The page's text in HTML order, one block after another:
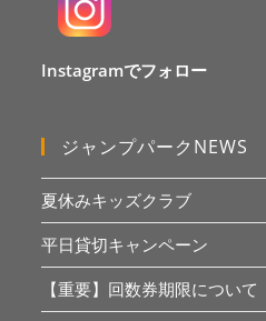
Instagramでフォロー
ジャンプパークNEWS
夏休みキッズクラブ
平日貸切キャンペーン
【重要】回数券期限について